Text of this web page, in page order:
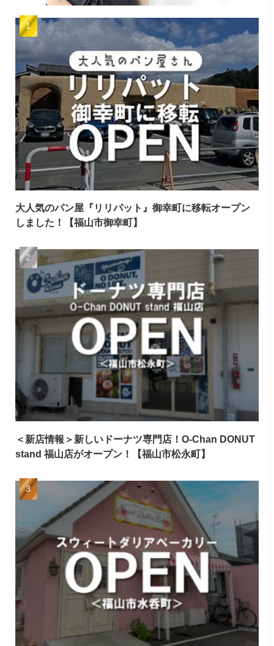
大人気のパン屋『リリパット』御幸町に移転オープン
しました！【福山市御幸町】
＜新店情報＞新しいドーナツ専門店！O-Chan DONUT
stand 福山店がオープン！【福山市松永町】